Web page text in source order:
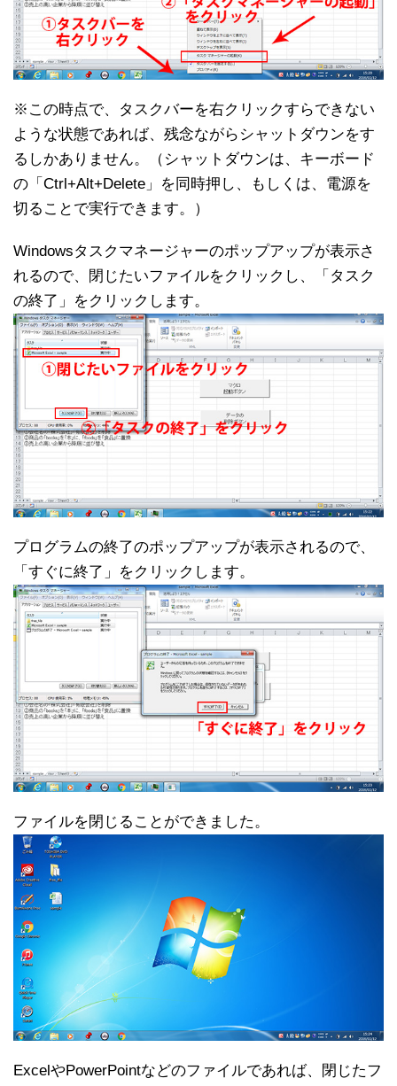
※この時点で、タスクバーを右クリックすらできない
ような状態であれば、残念ながらシャットダウンをす
るしかありません。（シャットダウンは、キーボード
の「Ctrl+Alt+Delete」を同時押し、もしくは、電源を
切ることで実行できます。）
Windowsタスクマネージャーのポップアップが表示さ
れるので、閉じたいファイルをクリックし、「タスク
の終了」をクリックします。
プログラムの終了のポップアップが表示されるので、
「すぐに終了」をクリックします。
ファイルを閉じることができました。
ExcelやPowerPointなどのファイルであれば、閉じたフ